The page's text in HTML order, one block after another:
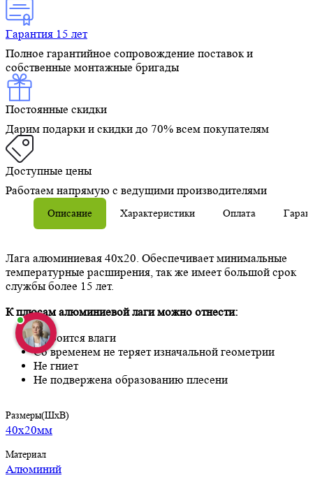
Гарантия 15 лет
Полное гарантийное сопровождение поставок и
собственные монтажные бригады
Постоянные скидки
Дарим подарки и скидки до 70% всем покупателям
Доступные цены
Работаем напрямую с ведущими производителями
Описание Характеристики Оплата
Лага алюминиевая 40х20. Обеспечивает минимальные
температурные расширения, так же имеет большой срок
службы более 15 лет.
К плюсам алюминиевой лаги можно отнести:
Не боится влаги
Со временем не теряет изначальной геометрии
Не гниет
Не подвержена образованию плесени
Размеры(ШхВ)
40х20мм
Материал
Алюминий